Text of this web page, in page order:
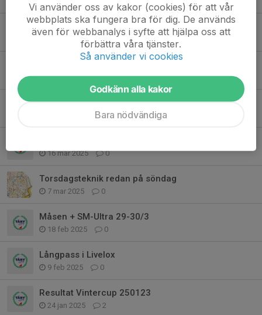
U23 träffarna, första 15/2
22 jan, 21:59 0
22 apr 2025 0
Aktivitetsanmälan till SL#5, SL#6-7 öppen
0
16 mar 2025 0
Torsdagsteknik redan på söndag
7 mar 2025 0
Måsen + SM-Ultra 29-30/3
18 feb 2025 0
Långpass i Livelox
9 feb 2025 0
Resultat Vintercup 250123
24 jan 2025 2
Vi använder oss av kakor (cookies) för att vår
webbplats ska fungera bra för dig. De används
även för webbanalys i syfte att hjälpa oss att
förbättra våra tjänster.
Så använder vi cookies
Godkänn alla kakor
Bara nödvändiga